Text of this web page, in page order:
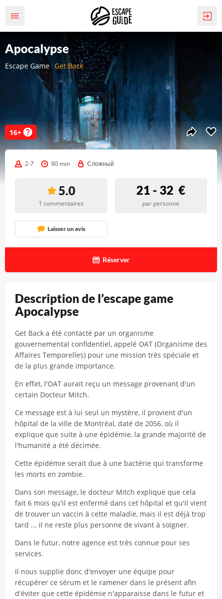
Escape Game Get Back
Apocalypse
16+
Description de l’escape game
Apocalypse
Get Back a été contacté par un organisme
gouvernemental confidentiel, appelé OAT (Organisme des
Affaires Temporelles) pour une mission très spéciale et
de la plus grande importance.
En effet, l'OAT aurait reçu un message provenant d'un
certain Docteur Mitch.
Ce message est à lui seul un mystère, il provient d'un
hôpital de la ville de Montréal, daté de 2056, où il
explique que suite à une épidémie, la grande majorité de
l'humanité a été décimée.
Cette épidémie serait due à une bactérie qui transforme
les morts en zombie.
Dans son message, le docteur Mitch explique que cela
fait 6 mois qu'il est enfermé dans cet hôpital et qu'il vient
de trouver un vaccin à cette maladie, mais il est déjà trop
tard ... il ne reste plus personne de vivant à soigner.
Dans le futur, notre agence est très connue pour ses
services.
Il nous supplie donc d'envoyer une équipe pour
récupérer ce sérum et le ramener dans le présent afin
d'éviter que cette épidémie n'apparaisse dans le futur et
2-7 90 min Сложный
5.0
1 commentaires
21 - 32 €
par personne
Laisser un avis
Réserver